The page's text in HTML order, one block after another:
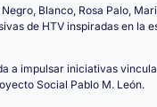
es:
Blanco, Rosa Palo,
de HTV inspiradas en la
a impulsar iniciativas
Social Pablo M. León.